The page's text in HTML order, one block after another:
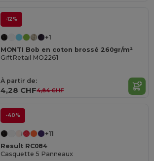
-12%
+1
MONTI Bob en coton brossé 260gr/m²
GiftRetail MO2261
À partir de:
4,28 CHF4,84 CHF
-40%
+11
Result RC084
Casquette 5 Panneaux